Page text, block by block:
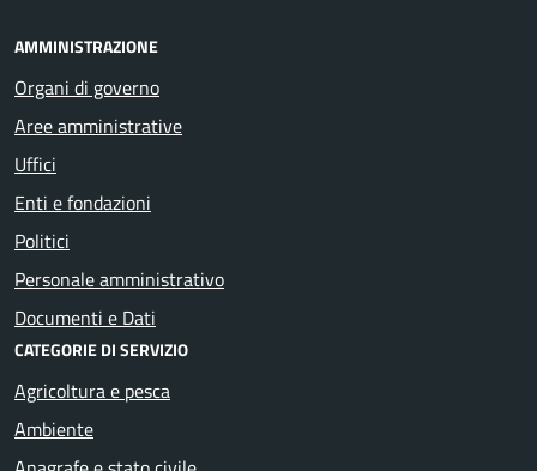
AMMINISTRAZIONE
Organi di governo
Aree amministrative
Uffici
Enti e fondazioni
Politici
Personale amministrativo
Documenti e Dati
CATEGORIE DI SERVIZIO
Agricoltura e pesca
Ambiente